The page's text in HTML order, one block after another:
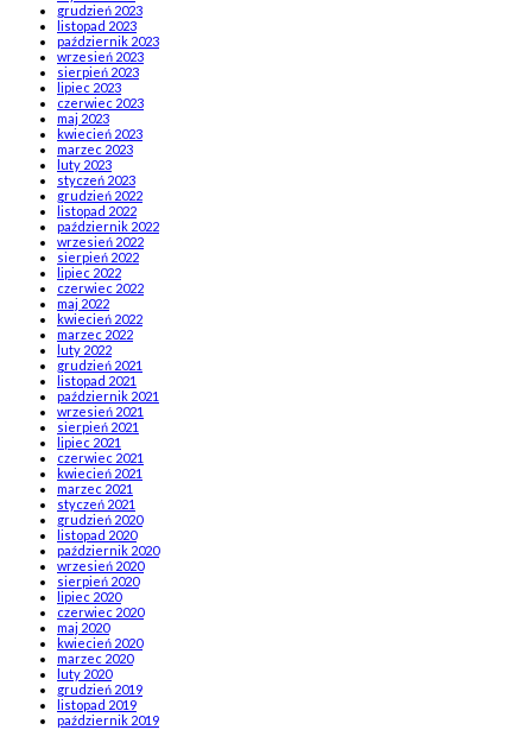
grudzień 2023
listopad 2023
październik 2023
wrzesień 2023
sierpień 2023
lipiec 2023
czerwiec 2023
maj 2023
kwiecień 2023
marzec 2023
luty 2023
styczeń 2023
grudzień 2022
listopad 2022
październik 2022
wrzesień 2022
sierpień 2022
lipiec 2022
czerwiec 2022
maj 2022
kwiecień 2022
marzec 2022
luty 2022
grudzień 2021
listopad 2021
październik 2021
wrzesień 2021
sierpień 2021
lipiec 2021
czerwiec 2021
kwiecień 2021
marzec 2021
styczeń 2021
grudzień 2020
listopad 2020
październik 2020
wrzesień 2020
sierpień 2020
lipiec 2020
czerwiec 2020
maj 2020
kwiecień 2020
marzec 2020
luty 2020
grudzień 2019
listopad 2019
październik 2019